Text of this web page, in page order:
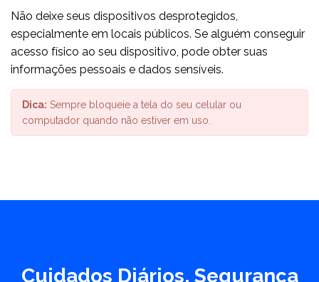
Não deixe seus dispositivos desprotegidos,
especialmente em locais públicos. Se alguém conseguir
acesso físico ao seu dispositivo, pode obter suas
informações pessoais e dados sensíveis.
Dica: Sempre bloqueie a tela do seu celular ou
computador quando não estiver em uso.
Cuidados Diários, Segurança